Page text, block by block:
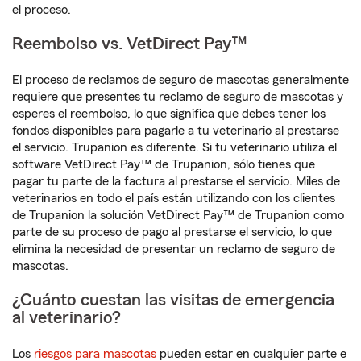
el proceso.
Reembolso vs. VetDirect Pay™
El proceso de reclamos de seguro de mascotas generalmente
requiere que presentes tu reclamo de seguro de mascotas y
esperes el reembolso, lo que significa que debes tener los
fondos disponibles para pagarle a tu veterinario al prestarse
el servicio. Trupanion es diferente. Si tu veterinario utiliza el
software VetDirect Pay™ de Trupanion, sólo tienes que
pagar tu parte de la factura al prestarse el servicio. Miles de
veterinarios en todo el país están utilizando con los clientes
de Trupanion la solución VetDirect Pay™ de Trupanion como
parte de su proceso de pago al prestarse el servicio, lo que
elimina la necesidad de presentar un reclamo de seguro de
mascotas.
¿Cuánto cuestan las visitas de emergencia
al veterinario?
Los riesgos para mascotas pueden estar en cualquier parte e